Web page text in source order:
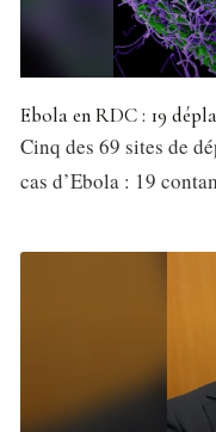
Ebola en RDC : 19
Cinq des 69 sites de
cas d’Ebola : 19